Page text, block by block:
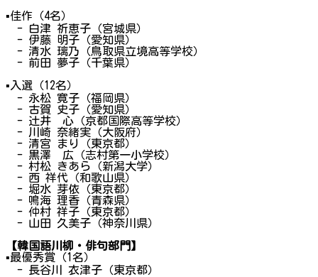
▪佳作（4名）
- 白津 祈恵子（宮城県）
- 伊藤 明子（愛知県）
- 清水 璃乃（鳥取県立境高等学校）
- 前田 夢子（千葉県）
▪入選（12名）
- 永松 寛子（福岡県）
- 古賀 史子（愛知県）
- 辻井 心（京都国際高等学校）
- 川崎 奈緒実（大阪府）
- 清宮 まり（東京都）
- 黒澤 広（志村第一小学校）
- 村松 きあら（新潟大学）
- 西 祥代（和歌山県）
- 堀水 芽依（東京都）
- 鳴海 理香（青森県）
- 仲村 祥子（東京都）
- 山田 久美子（神奈川県）
【韓国語川柳・俳句部門】
▪最優秀賞（1名）
- 長谷川 衣津子（東京都）